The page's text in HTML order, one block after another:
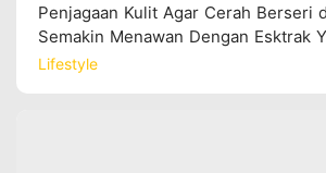
Lifestyle
Penjagaan Kulit Agar Cerah Berseri
Semakin Menawan Dengan Esktrak
Semasa Ramadan!